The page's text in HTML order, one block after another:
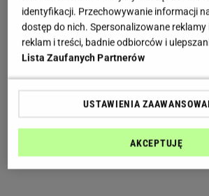
identyfikacji. Przechowywanie informacji
dostęp do nich. Spersonalizowane reklamy
reklam i treści, badnie odbiorców i
Lista Zaufanych Partnerów
USTAWIENIA
AKCEPTUJĘ